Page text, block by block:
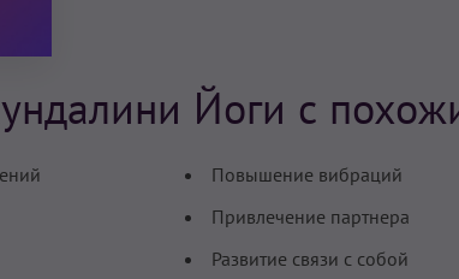
Йоги с
Повышение вибраций
Привлечение партнера
Развитие связи с собой